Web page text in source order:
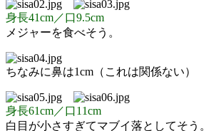
身長41cm／口9.5cm
メジャーを食べそう。
ちなみに鼻は1cm（これは関係ない）
身長61cm／口11cm
白目が小さすぎてマブイ落としてそう。